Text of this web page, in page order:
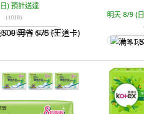
) 預計送達
(1018)
再省 $75 (王道卡)
明天 8/9 (
满